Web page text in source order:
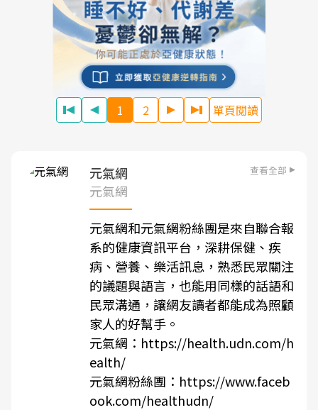
1 2 單頁閱讀
元氣網 查看全部
元氣網
元氣網和元氣網粉絲團是來自聯合報
系的健康資訊平台，深耕保健、疾
病、營養、樂活訊息，熟悉民眾關注
的議題與語言，也能用同樣的話語和
民眾溝通，讓網友讀者都能成為照顧
家人的好幫手。
元氣網： https://health.udn.com/h
ealth/
元氣網粉絲團： https://www.faceb
ook.com/healthudn/